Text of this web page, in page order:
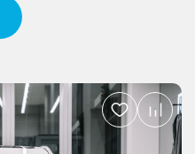
Добавить
в
избранное